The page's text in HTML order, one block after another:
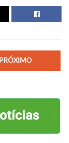
PRÓXIMO